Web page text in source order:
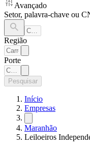
Avançado
Setor, palavra-chave ou
Região
Porte
Pesquisar
Início
Empresas
Maranhão
Leiloeiros